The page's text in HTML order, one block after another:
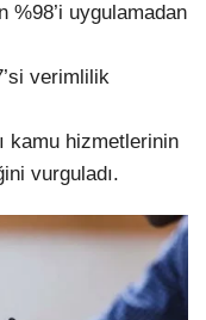
%98’i uygulamadan
verimlilik
kamu hizmetlerinin
vurguladı.